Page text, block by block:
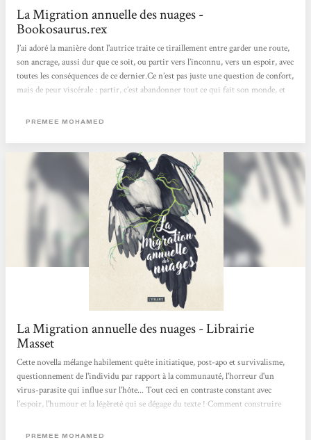
La Migration annuelle des nuages -
Bookosaurus.rex
J’ai adoré la manière dont l'autrice traite ce tiraillement entre garder une route,
son ancrage, aussi dur que ce soit, ou partir vers l’inconnu, vers un espoir, avec
toutes les conséquences de ce dernier.Ce n’est pas juste une question de confort,
mais de peur viscérale : partir, c’est abandonner tout ce qui fait son monde, et
Dômes, mais c'est aussi imaginer autre chose, définir d'autres perspectives que
questions, nous plaçant face au...
PREMEE MOHAMED
La Migration annuelle des nuages - Librairie
Masset
Cette novella mélange habilement quête initiatique, post-apo et survivalisme,
questionnement de l'individu par rapport à la communauté, l'horreur d'un
virus-parasite qui influe sur l'hôte... Tout ceci en contraste constant avec
l'espoir, l'humour et la légèreté qui se dégage du texte ! Comment construire
mars. Margaux
PREMEE MOHAMED